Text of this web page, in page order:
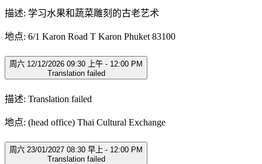
描述: 学习水果和蔬菜雕刻的古老艺术
地点: 6/1 Karon Road T Karon Phuket 83100
周六 12/12/2026 09:30 上午 - 12:00 PM
Translation failed
描述: Translation failed
地点: (head office) Thai Cultural Exchange
周六 23/01/2027 08:30 早上 - 12:00 PM
Translation failed